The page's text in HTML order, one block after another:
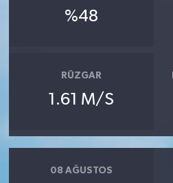
%48
RÜZGAR
1.61 M/S
08 AĞUSTOS